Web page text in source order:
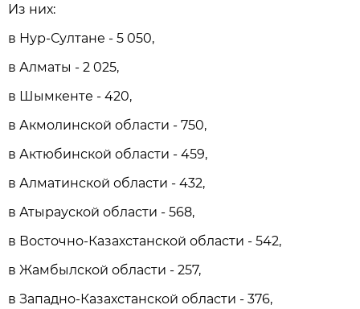
Из них:
в Нур-Султане - 5 050,
в Алматы - 2 025,
в Шымкенте - 420,
в Акмолинской области - 750,
в Актюбинской области - 459,
в Алматинской области - 432,
в Атырауской области - 568,
в Восточно-Казахстанской области - 542,
в Жамбылской области - 257,
в Западно-Казахстанской области - 376,